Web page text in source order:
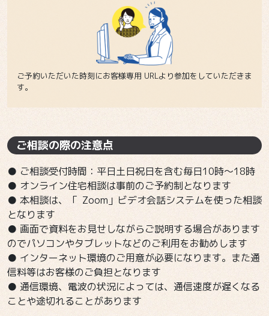
ご予約いただいた時刻にお客様専用 URLより参加をしていただきま
す。
ご相談の際の注意点
● ご相談受付時間：平日土日祝日を含む毎日10時〜18時
● オンライン住宅相談は事前のご予約制となります
● 本相談は、「 Zoom」ビデオ会話システムを使った相談
となります
● 画面で資料をお見せしながらご説明する場合があります
のでパソコンやタブレットなどのご利用をお勧めします
● インターネット環境のご用意が必要になります。また通
信料等はお客様のご負担となります
● 通信環境、電波の状況によっては、通信速度が遅くなる
ことや途切れることがあります